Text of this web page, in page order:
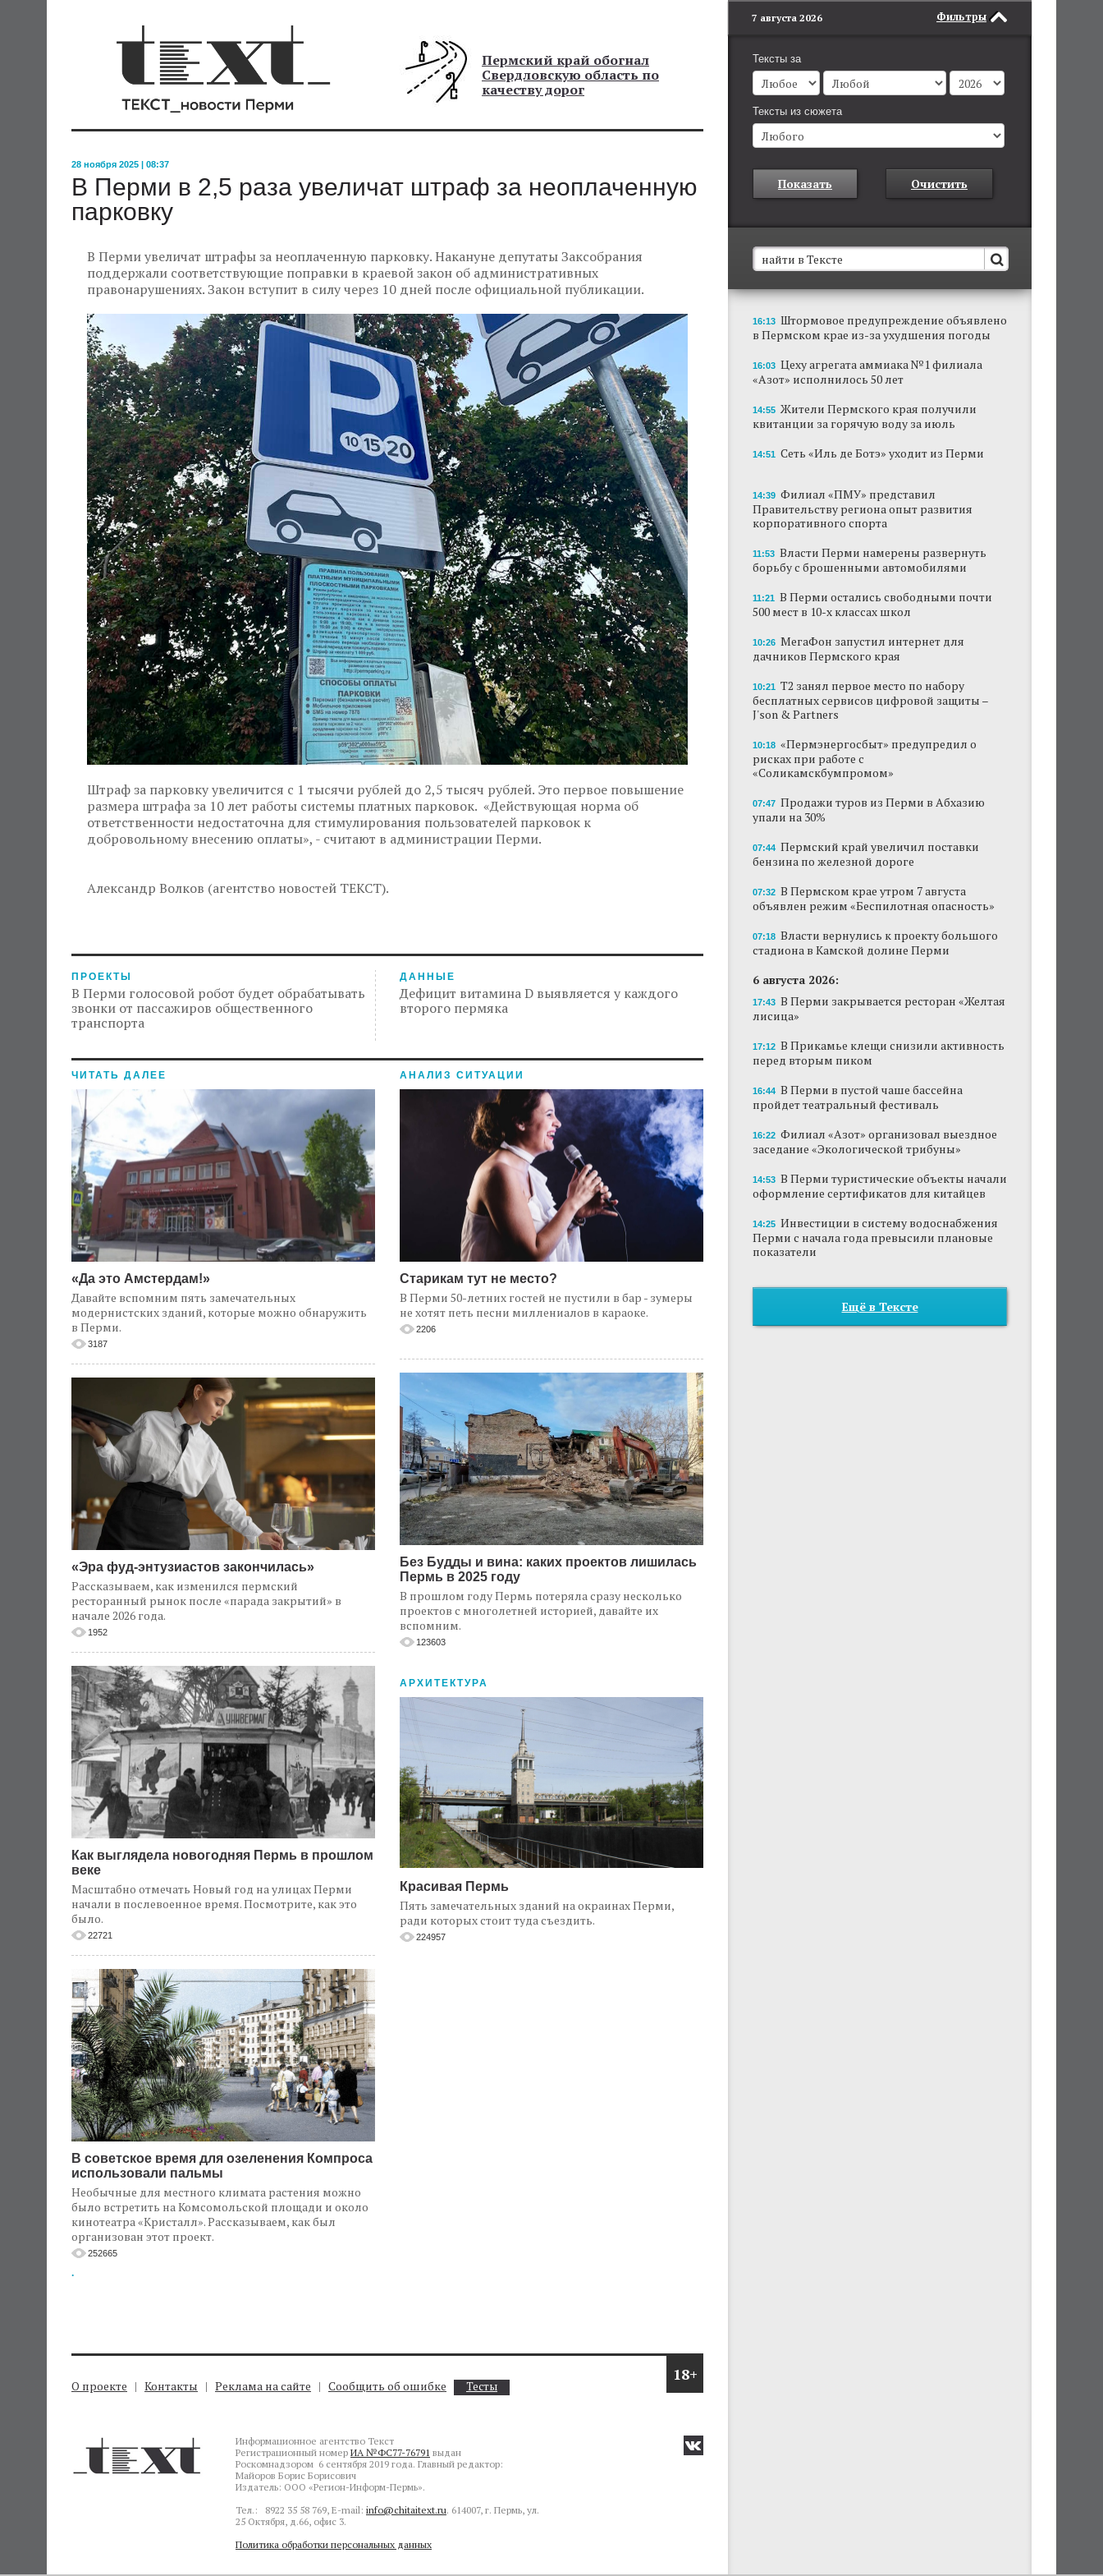
Пермский край обогнал
Свердловскую область по
качеству дорог
28 ноября 2025 | 08:37
В Перми в 2,5 раза увеличат штраф за неоплаченную
парковку
В Перми увеличат штрафы за неоплаченную парковку. Накануне депутаты Заксобрания
поддержали соответствующие поправки в краевой закон об административных
правонарушениях. Закон вступит в силу через 10 дней после официальной публикации.
Штраф за парковку увеличится с 1 тысячи рублей до 2,5 тысяч рублей. Это первое повышение
размера штрафа за 10 лет работы системы платных парковок. «Действующая норма об
ответственности недостаточна для стимулирования пользователей парковок к
добровольному внесению оплаты», - считают в администрации Перми.
Александр Волков (агентство новостей ТЕКСТ).
ПРОЕКТЫ
В Перми голосовой робот будет обрабатывать
звонки от пассажиров общественного
транспорта
ДАННЫЕ
Дефицит витамина D выявляется у каждого
второго пермяка
ЧИТАТЬ ДАЛЕЕ
«Да это Амстердам!»
Давайте вспомним пять замечательных
модернистских зданий, которые можно обнаружить
в Перми.
3187
«Эра фуд-энтузиастов закончилась»
Рассказываем, как изменился пермский
ресторанный рынок после «парада закрытий» в
начале 2026 года.
1952
Как выглядела новогодняя Пермь в прошлом
веке
Масштабно отмечать Новый год на улицах Перми
начали в послевоенное время. Посмотрите, как это
было.
22721
В советское время для озеленения Компроса
использовали пальмы
Необычные для местного климата растения можно
было встретить на Комсомольской площади и около
кинотеатра «Кристалл». Рассказываем, как был
организован этот проект.
252665
.
АНАЛИЗ СИТУАЦИИ
Старикам тут не место?
В Перми 50-летних гостей не пустили в бар - зумеры
не хотят петь песни миллениалов в караоке.
2206
Без Будды и вина: каких проектов лишилась
Пермь в 2025 году
В прошлом году Пермь потеряла сразу несколько
проектов с многолетней историей, давайте их
вспомним.
123603
АРХИТЕКТУРА
Красивая Пермь
Пять замечательных зданий на окраинах Перми,
ради которых стоит туда съездить.
224957
18+
О проекте Контакты Реклама на сайте Сообщить об ошибке Тесты
Информационное агентство Текст
Регистрационный номер ИА №ФС77-76791 выдан
Роскомнадзором 6 сентября 2019 года. Главный редактор:
Майоров Борис Борисович
Издатель: ООО «Регион-Информ-Пермь».
Тел.: 8922 35 58 769, E-mail: info@chitaitext.ru. 614007, г. Пермь, ул.
25 Октября, д.66, офис 3.
Политика обработки персональных данных
Фильтры
7 августа 2026
Тексты за
Тексты из сюжета
Показать Очистить
В Пермском крае установят новые станции
обнаружения беспилотников
Они используются для обнаружения и
отслеживания БПЛА в воздухе.
Власти Перми намерены развернуть борьбу
Власти вернулись к проекту большого
стадиона в Камской долине Перми
В Перми закрывается ресторан «Желтая
лисица»
В Перми в пустой чаше бассейна пройдет
В Перми туристические объекты начали
16:13 Штормовое предупреждение объявлено
в Пермском крае из-за ухудшения погоды
16:03 Цеху агрегата аммиака №1 филиала
«Азот» исполнилось 50 лет
14:55 Жители Пермского края получили
квитанции за горячую воду за июль
14:51 Сеть «Иль де Ботэ» уходит из Перми
14:39 Филиал «ПМУ» представил
Правительству региона опыт развития
корпоративного спорта
11:53 Власти Перми намерены развернуть
борьбу с брошенными автомобилями
11:21 В Перми остались свободными почти
500 мест в 10-х классах школ
10:26 МегаФон запустил интернет для
дачников Пермского края
10:21 Т2 занял первое место по набору
бесплатных сервисов цифровой защиты –
J'son & Partners
10:18 «Пермэнергосбыт» предупредил о
рисках при работе с
«Соликамскбумпромом»
07:47 Продажи туров из Перми в Абхазию
упали на 30%
07:44 Пермский край увеличил поставки
бензина по железной дороге
07:32 В Пермском крае утром 7 августа
объявлен режим «Беспилотная опасность»
07:18 Власти вернулись к проекту большого
стадиона в Камской долине Перми
6 августа 2026:
17:43 В Перми закрывается ресторан «Желтая
лисица»
17:12 В Прикамье клещи снизили активность
перед вторым пиком
16:44 В Перми в пустой чаше бассейна
пройдет театральный фестиваль
16:22 Филиал «Азот» организовал выездное
заседание «Экологической трибуны»
14:53 В Перми туристические объекты начали
оформление сертификатов для китайцев
14:25 Инвестиции в систему водоснабжения
Перми с начала года превысили плановые
показатели
Ещё в Тексте